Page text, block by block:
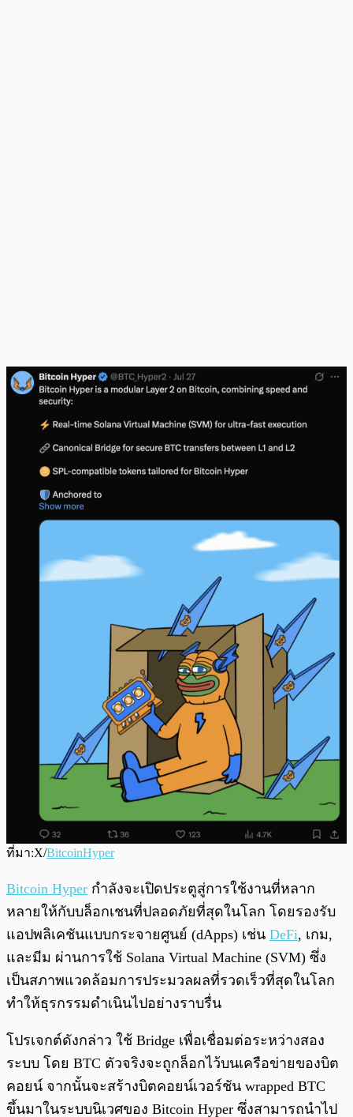
ที่มา:X/BitcoinHyper
Bitcoin Hyper กำลังจะเปิดประตูสู่การใช้งานที่หลาก
หลายให้กับบล็อกเชนที่ปลอดภัยที่สุดในโลก โดยรองรับ
แอปพลิเคชันแบบกระจายศูนย์ (dApps) เช่น DeFi, เกม,
และมีม ผ่านการใช้ Solana Virtual Machine (SVM) ซึ่ง
เป็นสภาพแวดล้อมการประมวลผลที่รวดเร็วที่สุดในโลก
ทำให้ธุรกรรมดำเนินไปอย่างราบรื่น
โปรเจกต์ดังกล่าว ใช้ Bridge เพื่อเชื่อมต่อระหว่างสอง
ระบบ โดย BTC ตัวจริงจะถูกล็อกไว้บนเครือข่ายของบิต
คอยน์ จากนั้นจะสร้างบิตคอยน์เวอร์ชัน wrapped BTC
ขึ้นมาในระบบนิเวศของ Bitcoin Hyper ซึ่งสามารถนำไป